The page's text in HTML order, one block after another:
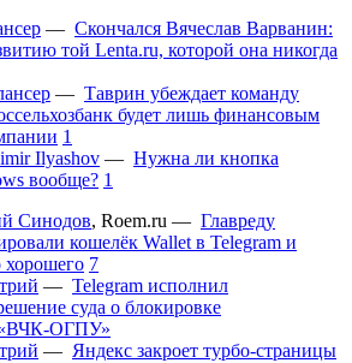
— Скончался Вячеслав Варванин:
той Lenta.ru, которой она никогда
— Таврин убеждает команду
будет лишь финансовым
1
Ilyashov — Нужна ли кнопка
вообще? 1
Синодов, Roem.ru — Главреду
кошелёк Wallet в Telegram и
хорошего 7
— Telegram исполнил
суда о блокировке
«ВЧК-ОГПУ»
— Яндекс закроет турбо-страницы